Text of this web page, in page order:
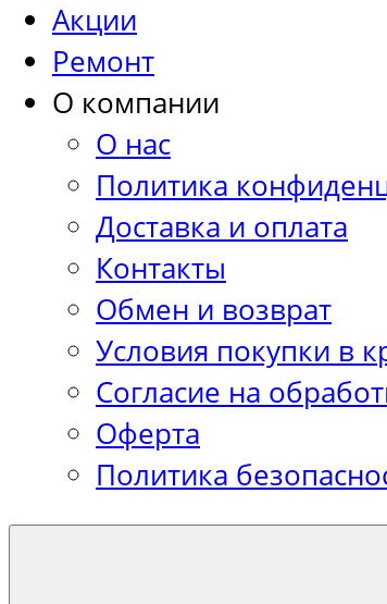
Акции
Ремонт
О компании
О нас
Политика
Доставка и оплата
Контакты
Обмен и возврат
Условия покупки в
Согласие на
Оферта
Политика